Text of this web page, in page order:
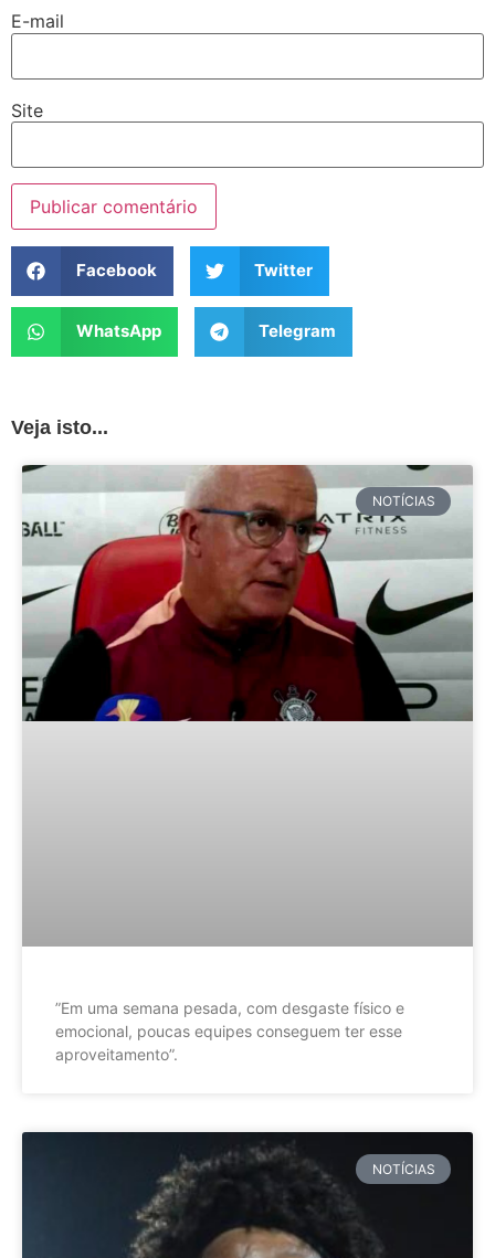
E-mail
Site
Facebook Twitter
WhatsApp Telegram
Veja isto...
NOTÍCIAS
”Em uma semana pesada, com desgaste físico e
emocional, poucas equipes conseguem ter esse
aproveitamento”.
NOTÍCIAS